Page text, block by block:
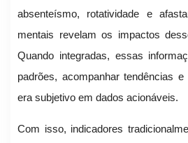
absenteísmo, rotatividade e
mentais revelam os impactos
Quando integradas, essas
padrões, acompanhar tendências
era subjetivo em dados acionáveis.
Com isso, indicadores